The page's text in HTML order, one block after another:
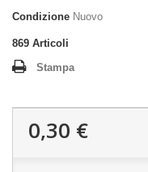
Condizione Nuovo
869 Articoli
Stampa
0,30 €